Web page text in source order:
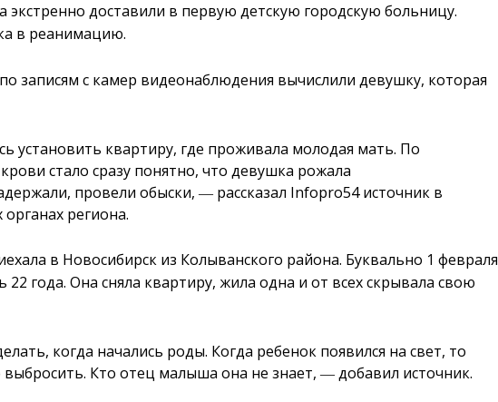
доставили в первую детскую городскую больницу.
в реанимацию.
записям с камер видеонаблюдения вычислили девушку, которая
установить квартиру, где проживала молодая мать. По
стало сразу понятно, что девушка рожала
провели обыски, ― рассказал Infopro54 источник в
региона.
в Новосибирск из Колыванского района. Буквально 1 февраля
22 года. Она сняла квартиру, жила одна и от всех скрывала свою
когда начались роды. Когда ребенок появился на свет, то
Кто отец малыша она не знает, ― добавил источник.